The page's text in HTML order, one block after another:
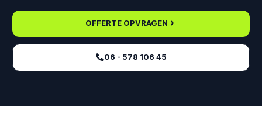
OFFERTE OPVRAGEN
06 - 578 106 45‬